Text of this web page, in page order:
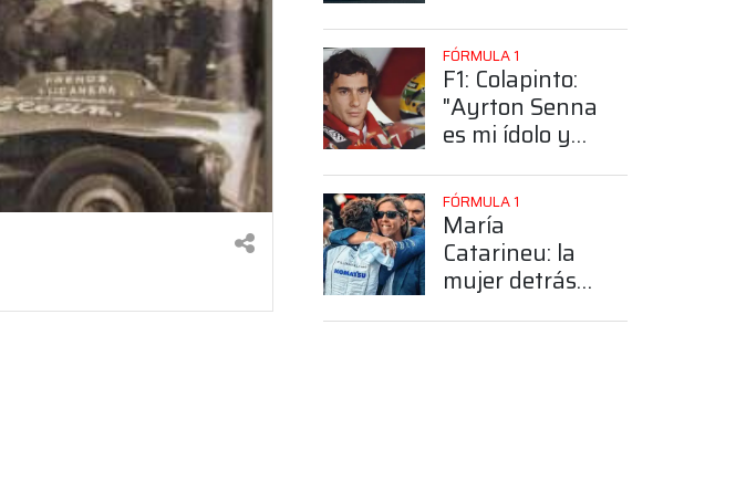
Colapinto del
número 43
FÓRMULA 1
F1: Colapinto:
"Ayrton Senna
es mi ídolo y
grande"
FÓRMULA 1
María
Catarineu: la
mujer detrás